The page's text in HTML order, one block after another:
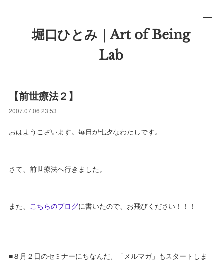
堀口ひとみ｜Art of Being
Lab
【前世療法２】
2007.07.06 23:53
おはようございます。毎日が七夕なわたしです。
さて、前世療法へ行きました。
また、 こちらのブログに書いたので、お飛びください！！！
■８月２日のセミナーにちなんだ、「メルマガ」もスタートしま